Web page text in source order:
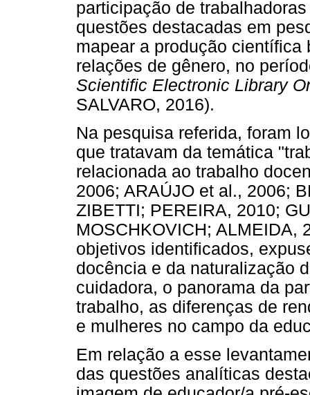
participação de
questões destacadas em
mapear a produção
relações de gênero, no
Scientific Electronic Library
SALVARO, 2016).
Na pesquisa referida, foram
que tratavam da temática
relacionada ao trabalho
2006; ARAÚJO et al., 2006;
ZIBETTI; PEREIRA, 2010;
MOSCHKOVICH; ALMEIDA,
objetivos identificados,
docência e da naturalização
cuidadora, o panorama da
trabalho, as diferenças de
e mulheres no campo da
Em relação a esse
das questões analíticas